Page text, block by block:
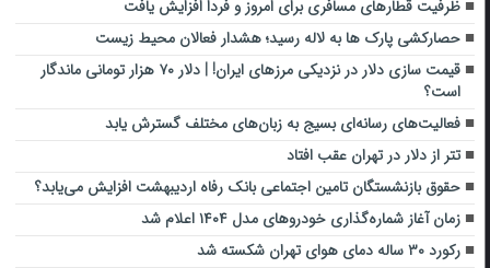
ظرفیت قطارهای مسافری برای امروز و فردا افزایش یافت
حصارکشی پارک ها به لاله رسید؛ هشدار فعالان محیط زیست
قیمت سازی دلار در نزدیکی مرزهای ایران! | دلار ۷۰ هزار تومانی ماندگار
است؟
فعالیت‌های رسانه‌ای بسیج به زبان‌های مختلف گسترش یابد
تتر از دلار در تهران عقب افتاد
حقوق بازنشستگان تامین اجتماعی بانک رفاه اردیبهشت افزایش می‌یابد؟
زمان آغاز شماره‌گذاری خودروهای مدل ۱۴۰۴ اعلام شد
رکورد ۳۰ ساله دمای هوای تهران شکسته شد